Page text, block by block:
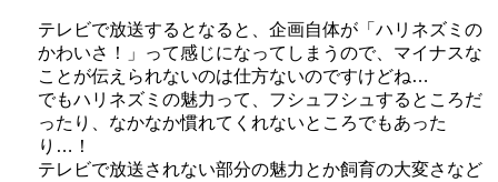
テレビで放送するとなると、企画自体が「ハリネズミの
かわいさ！」って感じになってしまうので、マイナスな
ことが伝えられないのは仕方ないのですけどね…
でもハリネズミの魅力って、フシュフシュするところだ
ったり、なかなか慣れてくれないところでもあった
り…！
テレビで放送されない部分の魅力とか飼育の大変さなど